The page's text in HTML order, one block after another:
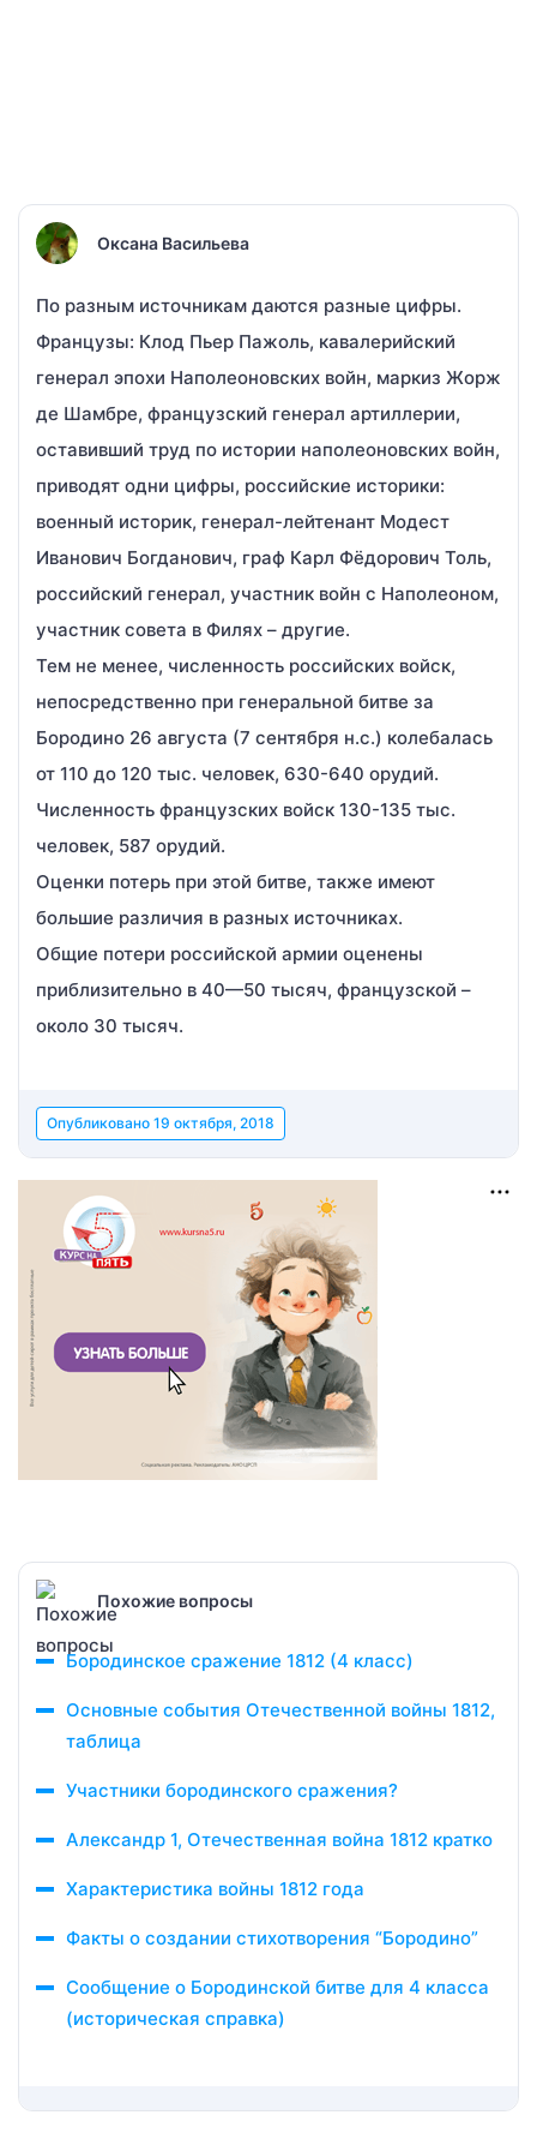
Оксана Васильева
По разным источникам даются разные цифры.
Французы: Клод Пьер Пажоль, кавалерийский
генерал эпохи Наполеоновских войн, маркиз Жорж
де Шамбре, французский генерал артиллерии,
оставивший труд по истории наполеоновских войн,
приводят одни цифры, российские историки:
военный историк, генерал-лейтенант Модест
Иванович Богданович, граф Карл Фёдорович Толь,
российский генерал, участник войн с Наполеоном,
участник совета в Филях – другие.
Тем не менее, численность российских войск,
непосредственно при генеральной битве за
Бородино 26 августа (7 сентября н.с.) колебалась
от 110 до 120 тыс. человек, 630-640 орудий.
Численность французских войск 130-135 тыс.
человек, 587 орудий.
Оценки потерь при этой битве, также имеют
большие различия в разных источниках.
Общие потери российской армии оценены
приблизительно в 40—50 тысяч, французской –
около 30 тысяч.
Опубликовано 19 октября, 2018
Похожие вопросы
Бородинское сражение 1812 (4 класс)
Основные события Отечественной войны 1812,
таблица
Участники бородинского сражения?
Александр 1, Отечественная война 1812 кратко
Характеристика войны 1812 года
Факты о создании стихотворения “Бородино”
Сообщение о Бородинской битве для 4 класса
(историческая справка)